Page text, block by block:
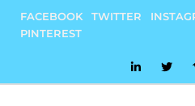
content
FACEBOOK TWITTER
PINTEREST